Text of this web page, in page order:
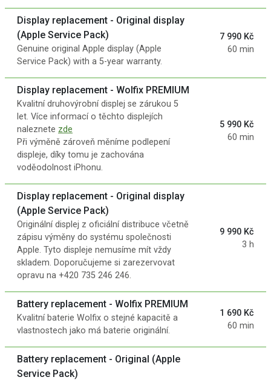
Display replacement - Original display
(Apple Service Pack)
Genuine original Apple display (Apple
Service Pack) with a 5-year warranty.
7 990 Kč
60 min
Display replacement - Wolfix PREMIUM
Kvalitní druhovýrobní displej se zárukou 5
let. Více informací o těchto displejích
naleznete zde
Při výměně zároveň měníme podlepení
displeje, díky tomu je zachována
voděodolnost iPhonu.
5 990 Kč
60 min
Display replacement - Original display
(Apple Service Pack)
Originální displej z oficiální distribuce včetně
zápisu výměny do systému společnosti
Apple. Tyto displeje nemusíme mít vždy
skladem. Doporučujeme si zarezervovat
opravu na +420 735 246 246.
9 990 Kč
3 h
Battery replacement - Wolfix PREMIUM
Kvalitní baterie Wolfix o stejné kapacitě a
vlastnostech jako má baterie originální.
1 690 Kč
60 min
Battery replacement - Original (Apple
Service Pack)